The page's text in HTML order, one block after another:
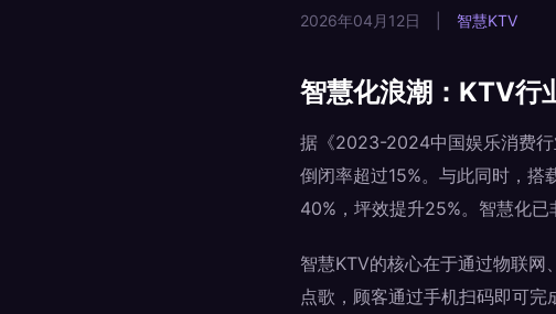
2026年04月12日 智慧KTV
智慧化浪潮：KTV行
据《2023-2024中国娱乐消费行
倒闭率超过15%。与此同时，搭
40%，坪效提升25%。智慧化已
智慧KTV的核心在于通过物联网
点歌，顾客通过手机扫码即可